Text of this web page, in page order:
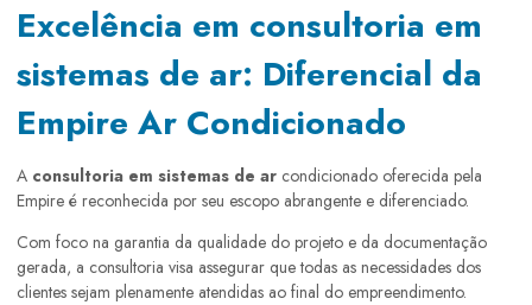
Excelência em consultoria em
sistemas de ar: Diferencial da
Empire Ar Condicionado
A consultoria em sistemas de ar condicionado oferecida pela
Empire é reconhecida por seu escopo abrangente e diferenciado.
Com foco na garantia da qualidade do projeto e da documentação
gerada, a consultoria visa assegurar que todas as necessidades dos
clientes sejam plenamente atendidas ao final do empreendimento.